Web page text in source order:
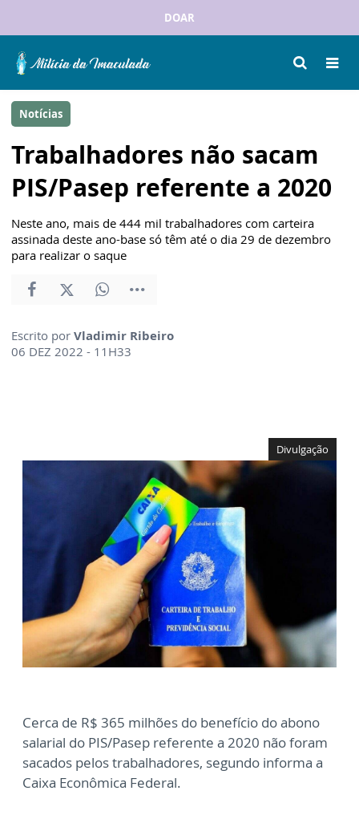
DOAR
Notícias
Trabalhadores não sacam
PIS/Pasep referente a 2020
Neste ano, mais de 444 mil trabalhadores com carteira
assinada deste ano-base só têm até o dia 29 de dezembro
para realizar o saque
Escrito por Vladimir Ribeiro
06 DEZ 2022 - 11H33
Divulgação
Cerca de R$ 365 milhões do benefício do abono
salarial do PIS/Pasep referente a 2020 não foram
sacados pelos trabalhadores, segundo informa a
Caixa Econômica Federal.